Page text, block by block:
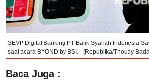
SEVP Digital Banking PT Bank Syariah Indonesia
saat acara BYOND by BSI. - (Republika/Thoudy
Baca Juga :